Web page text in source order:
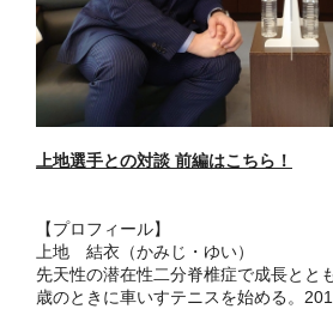
上地選手との対談 前編はこちら！
【プロフィール】
上地 結衣（かみじ・ゆい）
先天性の潜在性二分脊椎症で成長とと
歳のときに車いすテニスを始める。